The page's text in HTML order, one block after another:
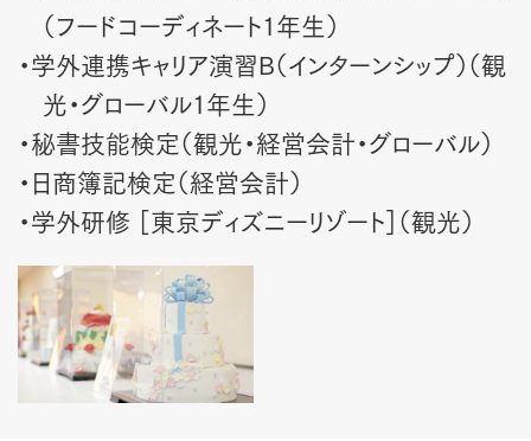
（フードコーディネート1年生）
・学外連携キャリア演習B（インターンシップ）（観
光・グローバル1年生）
・秘書技能検定（観光・経営会計・グローバル）
・日商簿記検定（経営会計）
・学外研修 ［東京ディズニーリゾート］（観光）